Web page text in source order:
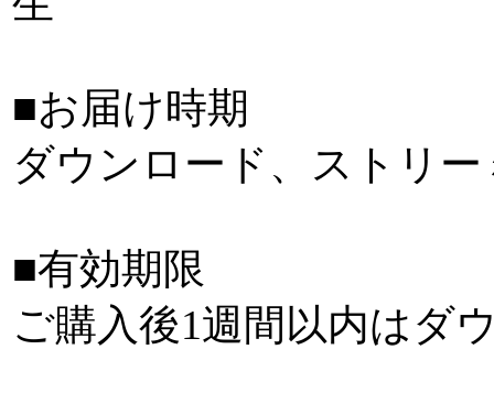
■お届け時期
ダウンロード、ストリ
■有効期限
ご購入後1週間以内はダ